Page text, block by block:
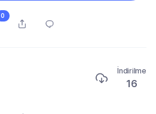
0
İndirilme
16